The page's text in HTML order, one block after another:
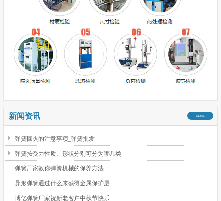
MORE
新闻资讯
弹簧回火的注意事项_弹簧批发
弹簧按受力性质、形状分别可分为哪几类
弹簧厂家教你弹簧机械的保养方法
异形弹簧通过什么来获得金属保护层
博亿弹簧厂家祝新老客户中秋节快乐